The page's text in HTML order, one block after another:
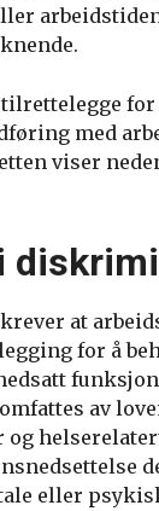
med
viser
at
for å
av
og
eller